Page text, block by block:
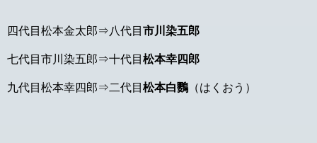
四代目松本金太郎⇒八代目 市川染五郎
七代目市川染五郎⇒十代目 松本幸四郎
九代目松本幸四郎⇒二代目 松本白鸚 （はくおう）